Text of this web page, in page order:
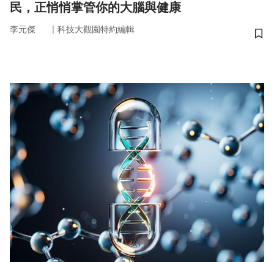
民，正悄悄掌管你的大腦與健康
李元傑 ｜ 科技大觀園特約編輯
儲